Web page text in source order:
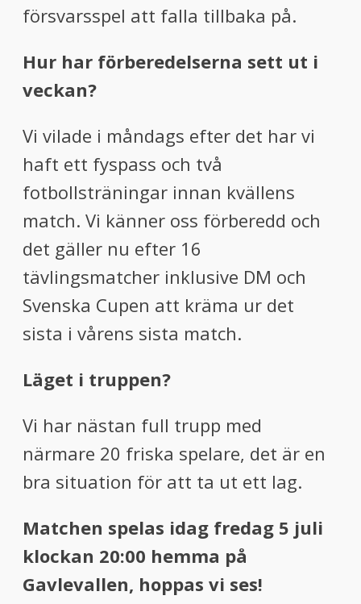
försvarsspel att falla tillbaka på.
Hur har förberedelserna sett ut i
veckan?
Vi vilade i måndags efter det har vi
haft ett fyspass och två
fotbollsträningar innan kvällens
match. Vi känner oss förberedd och
det gäller nu efter 16
tävlingsmatcher inklusive DM och
Svenska Cupen att kräma ur det
sista i vårens sista match.
Läget i truppen?
Vi har nästan full trupp med
närmare 20 friska spelare, det är en
bra situation för att ta ut ett lag.
Matchen spelas idag fredag 5 juli
klockan 20:00 hemma på
Gavlevallen, hoppas vi ses!